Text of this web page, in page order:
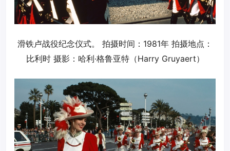
滑铁卢战役纪念仪式。 拍摄时间：1981年 拍摄地点：
比利时 摄影：哈利·格鲁亚特（Harry Gruyaert）